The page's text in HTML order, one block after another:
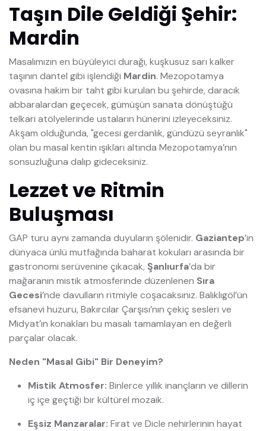
Taşın Dile Geldiği Şehir:
Mardin
Masalımızın en büyüleyici durağı, kuşkusuz sarı kalker
taşının dantel gibi işlendiği Mardin. Mezopotamya
ovasına hakim bir taht gibi kurulan bu şehirde, daracık
abbaralardan geçecek, gümüşün sanata dönüştüğü
telkari atölyelerinde ustaların hünerini izleyeceksiniz.
Akşam olduğunda, "gecesi gerdanlık, gündüzü seyranlık"
olan bu masal kentin ışıkları altında Mezopotamya’nın
sonsuzluğuna dalıp gideceksiniz.
Lezzet ve Ritmin
Buluşması
GAP turu aynı zamanda duyuların şölenidir. Gaziantep’in
dünyaca ünlü mutfağında baharat kokuları arasında bir
gastronomi serüvenine çıkacak, Şanlıurfa’da bir
mağaranın mistik atmosferinde düzenlenen Sıra
Gecesi’nde davulların ritmiyle coşacaksınız. Balıklıgöl’ün
efsanevi huzuru, Bakırcılar Çarşısı’nın çekiç sesleri ve
Midyat’ın konakları bu masalı tamamlayan en değerli
parçalar olacak.
Neden "Masal Gibi" Bir Deneyim?
Mistik Atmosfer: Binlerce yıllık inançların ve dillerin
iç içe geçtiği bir kültürel mozaik.
Eşsiz Manzaralar: Fırat ve Dicle nehirlerinin hayat